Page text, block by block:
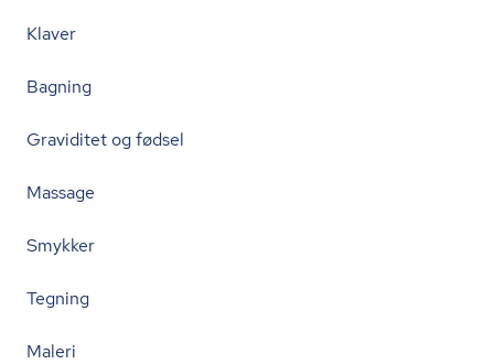
Klaver
Bagning
Graviditet og fødsel
Massage
Smykker
Tegning
Maleri